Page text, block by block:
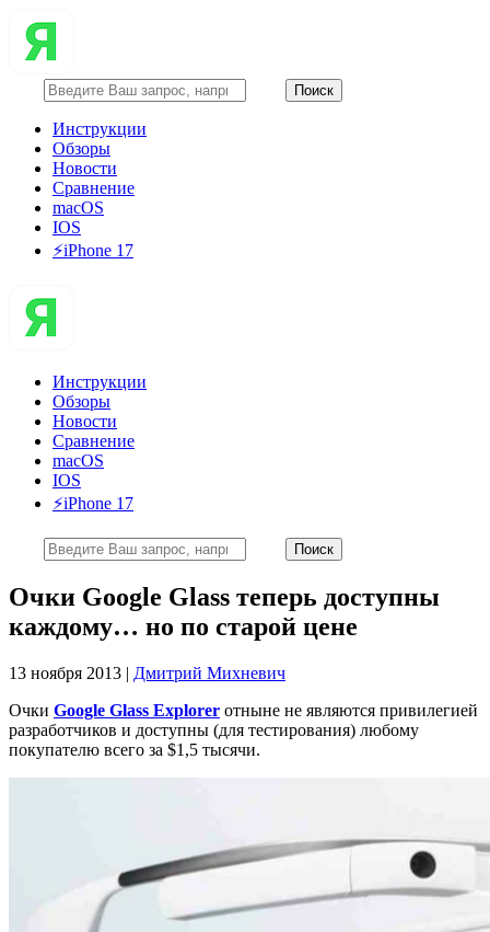
Инструкции
Обзоры
Новости
Сравнение
macOS
IOS
⚡️iPhone 17
Инструкции
Обзоры
Новости
Сравнение
macOS
IOS
⚡️iPhone 17
Очки Google Glass теперь доступны
каждому… но по старой цене
13 ноября 2013 | Дмитрий Михневич
Очки Google Glass Explorer отныне не являются привилегией
разработчиков и доступны (для тестирования) любому
покупателю всего за $1,5 тысячи.